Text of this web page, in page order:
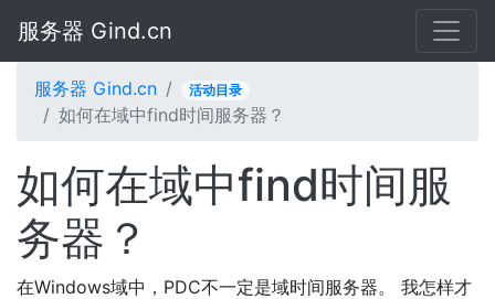
服务器 Gind.cn
服务器 Gind.cn 活动目录
如何在域中find时间服务器？
如何在域中find时间服
务器？
在Windows域中，PDC不一定是域时间服务器。 我怎样才